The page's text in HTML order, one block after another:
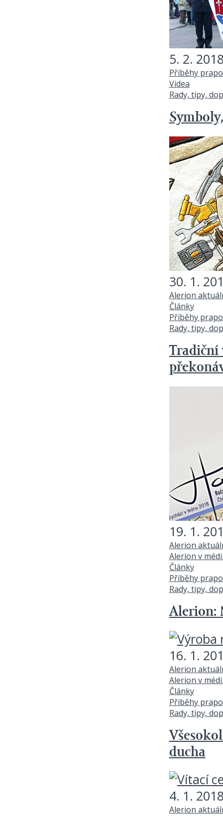
5. 2.
Příběhy
Videa
Rady, tipy,
30. 1.
Alerion
Články
Příběhy
Rady, tipy,
Tradiční
19. 1.
Alerion
Alerion v
Články
Příběhy
Rady, tipy,
Alerion:
16. 1.
Alerion
Alerion v
Články
Příběhy
Rady, tipy,
ducha
4. 1.
Alerion